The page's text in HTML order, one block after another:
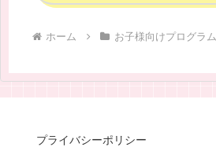
ホーム お子様向けプログラム
プライバシーポリシー